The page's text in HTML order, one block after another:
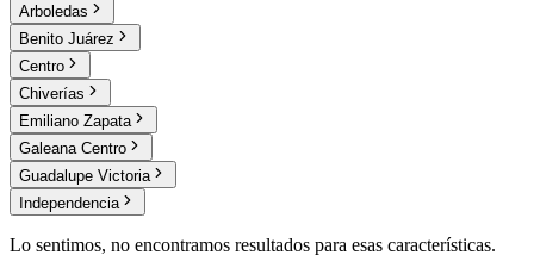
Arboledas
Benito Juárez
Centro
Chiverías
Emiliano Zapata
Galeana Centro
Guadalupe Victoria
Independencia
Lo sentimos, no encontramos resultados para esas características.